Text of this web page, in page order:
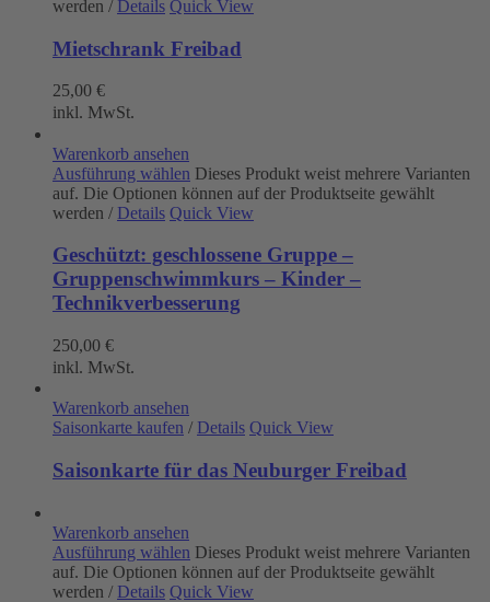
werden / Details Quick View
Mietschrank Freibad
25,00 €
inkl. MwSt.
Warenkorb ansehen
Ausführung wählen Dieses Produkt weist mehrere Varianten
auf. Die Optionen können auf der Produktseite gewählt
werden / Details Quick View
Geschützt: geschlossene Gruppe –
Gruppenschwimmkurs – Kinder –
Technikverbesserung
250,00 €
inkl. MwSt.
Warenkorb ansehen
Saisonkarte kaufen / Details Quick View
Saisonkarte für das Neuburger Freibad
Warenkorb ansehen
Ausführung wählen Dieses Produkt weist mehrere Varianten
auf. Die Optionen können auf der Produktseite gewählt
werden / Details Quick View